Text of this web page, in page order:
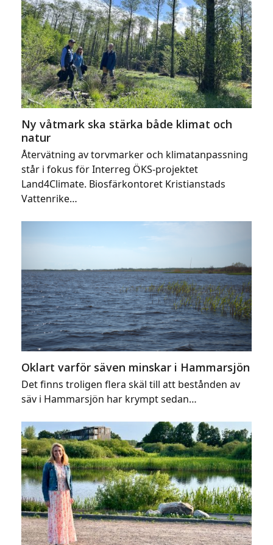
Ny våtmark ska stärka både klimat och
natur
Återvätning av torvmarker och klimatanpassning
står i fokus för Interreg ÖKS-projektet
Land4Climate. Biosfärkontoret Kristianstads
Vattenrike…
Oklart varför säven minskar i Hammarsjön
Det finns troligen flera skäl till att bestånden av
säv i Hammarsjön har krympt sedan…